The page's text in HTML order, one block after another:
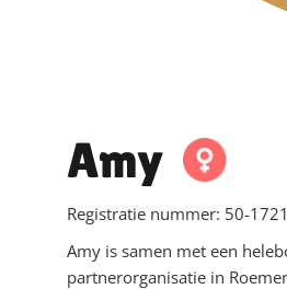
Amy
Registratie nummer: 50-
Amy is samen met een
partnerorganisatie in